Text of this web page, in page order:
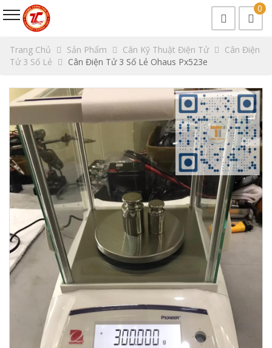
0
Trang Chủ Sản Phẩm Cân Kỹ Thuật Điện Tử
Cân Điện
Tử 3 Số Lẻ
Cân Điện Tử 3 Số Lẻ Ohaus Px523e